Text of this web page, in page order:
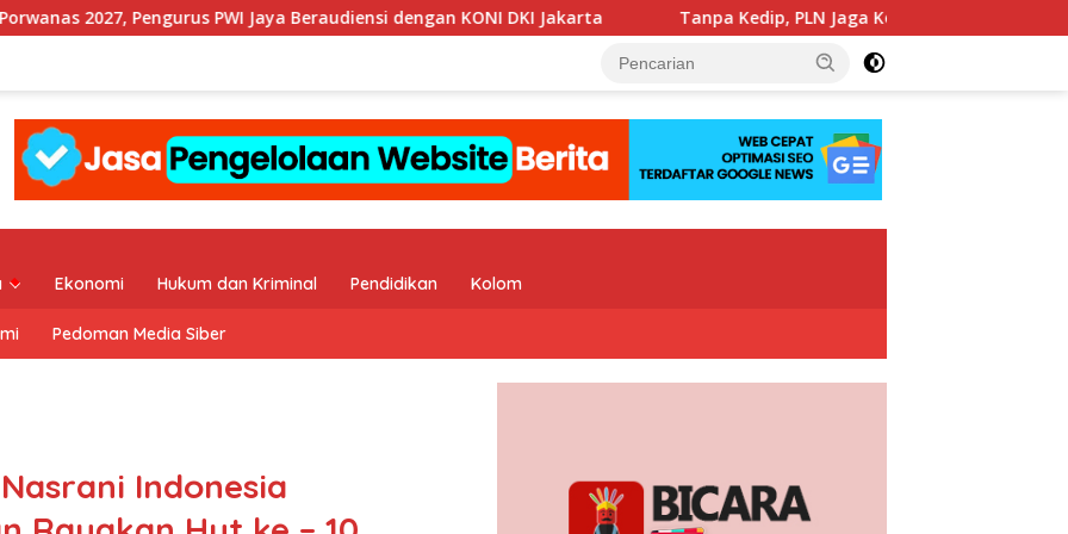
PWI Jaya Beraudiensi dengan KONI DKI Jakarta Tanpa Kedip, PLN Jaga Keandalan Listrik Zikir dan Doa Kebangsaan
Ekonomi Hukum dan Kriminal Pendidikan Kolom
Pedoman Media Siber
Indonesia